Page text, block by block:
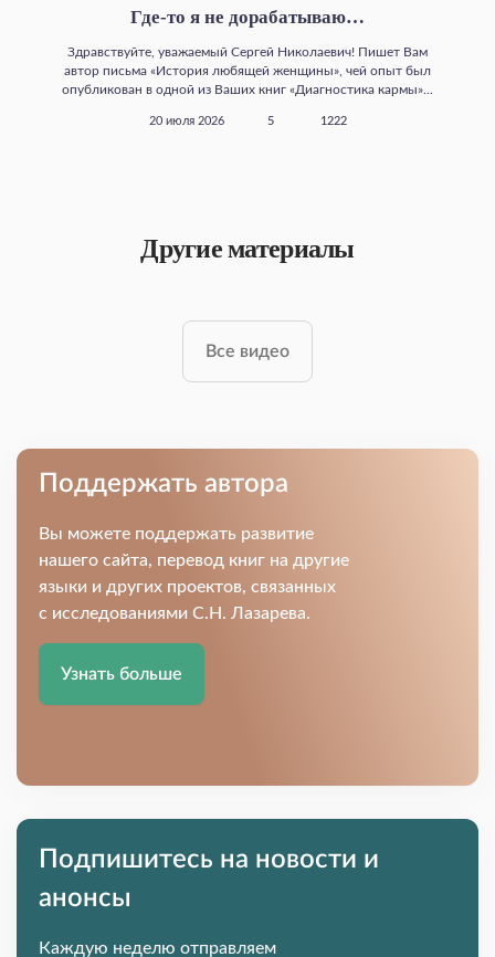
Где‑то я не дорабатываю…
Здравствуйте, уважаемый Сергей Николаевич! Пишет Вам
автор письма «История любящей женщины», чей опыт был
опубликован в одной из Ваших книг «Диагностика кармы»...
20 июля 2026 5 1222
Другие материалы
Все видео
Поддержать автора
Вы можете поддержать развитие
нашего сайта, перевод книг на другие
языки и других проектов, связанных
с исследованиями С.Н. Лазарева.
Узнать больше
Подпишитесь на новости и
анонсы
Каждую неделю отправляем